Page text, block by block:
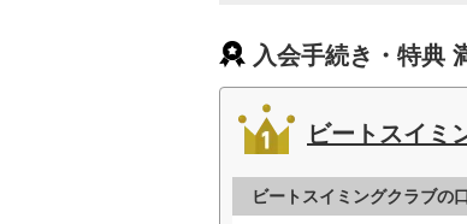
入会手続き・特典
ビートスイミ
ビートスイミングクラブの